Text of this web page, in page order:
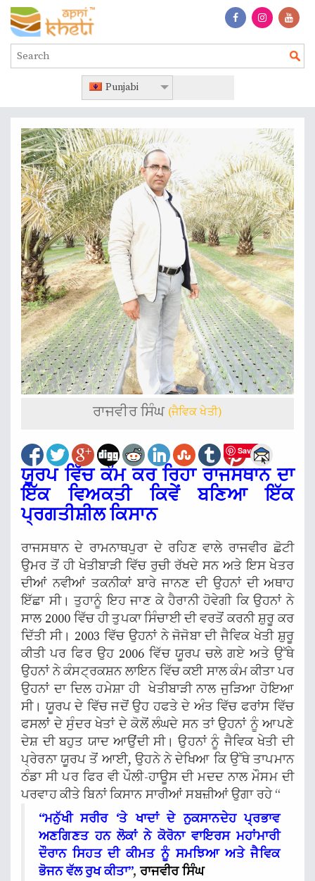
Punjabi
ਰਾਜਵੀਰ ਸਿੰਘ (ਜੈਵਿਕ ਖੇਤੀ)
Save
ਯੂਰਪ ਵਿੱਚ ਕੰਮ ਕਰ ਰਿਹਾ ਰਾਜਸਥਾਨ ਦਾ
ਇੱਕ ਵਿਅਕਤੀ ਕਿਵੇਂ ਬਣਿਆ ਇੱਕ
ਪ੍ਰਗਤੀਸ਼ੀਲ ਕਿਸਾਨ
ਰਾਜਸਥਾਨ ਦੇ ਰਾਮਨਾਥਪੁਰਾ ਦੇ ਰਹਿਣ ਵਾਲੇ ਰਾਜਵੀਰ ਛੋਟੀ
ਉਮਰ ਤੋਂ ਹੀ ਖੇਤੀਬਾੜੀ ਵਿੱਚ ਰੁਚੀ ਰੱਖਦੇ ਸਨ ਅਤੇ ਇਸ ਖੇਤਰ
ਦੀਆਂ ਨਵੀਆਂ ਤਕਨੀਕਾਂ ਬਾਰੇ ਜਾਨਣ ਦੀ ਉਹਨਾਂ ਦੀ ਅਥਾਹ
ਇੱਛਾ ਸੀ। ਤੁਹਾਨੂੰ ਇਹ ਜਾਣ ਕੇ ਹੈਰਾਨੀ ਹੋਵੇਗੀ ਕਿ ਉਹਨਾਂ ਨੇ
ਸਾਲ 2000 ਵਿੱਚ ਹੀ ਤੁਪਕਾ ਸਿੰਚਾਈ ਦੀ ਵਰਤੋਂ ਕਰਨੀ ਸ਼ੁਰੂ ਕਰ
ਦਿੱਤੀ ਸੀ। 2003 ਵਿੱਚ ਉਹਨਾਂ ਨੇ ਜੋਜੋਬਾ ਦੀ ਜੈਵਿਕ ਖੇਤੀ ਸ਼ੁਰੂ
ਕੀਤੀ ਪਰ ਫਿਰ ਉਹ 2006 ਵਿੱਚ ਯੂਰਪ ਚਲੇ ਗਏ ਅਤੇ ਉੱਥੇ
ਉਹਨਾਂ ਨੇ ਕੰਸਟ੍ਰਕਸ਼ਨ ਲਾਇਨ ਵਿੱਚ ਕਈ ਸਾਲ ਕੰਮ ਕੀਤਾ ਪਰ
ਉਹਨਾਂ ਦਾ ਦਿਲ ਹਮੇਸ਼ਾ ਹੀ ਖੇਤੀਬਾੜੀ ਨਾਲ ਜੁੜਿਆ ਹੋਇਆ
ਸੀ। ਯੂਰਪ ਦੇ ਵਿੱਚ ਜਦੋਂ ਉਹ ਹਫਤੇ ਦੇ ਅੰਤ ਵਿੱਚ ਫਰਾਂਸ ਵਿੱਚ
ਫਸਲਾਂ ਦੇ ਸੁੰਦਰ ਖੇਤਾਂ ਦੇ ਕੋਲੋਂ ਲੰਘਦੇ ਸਨ ਤਾਂ ਉਹਨਾਂ ਨੂੰ ਆਪਣੇ
ਦੇਸ਼ ਦੀ ਬਹੁਤ ਯਾਦ ਆਉਂਦੀ ਸੀ। ਉਹਨਾਂ ਨੂੰ ਜੈਵਿਕ ਖੇਤੀ ਦੀ
ਪ੍ਰੇਰਨਾ ਯੂਰਪ ਤੋਂ ਆਈ, ਉਹਨੇ ਨੇ ਦੇਖਿਆ ਕਿ ਉੱਥੇ ਤਾਪਮਾਨ
ਠੰਡਾ ਸੀ ਪਰ ਫਿਰ ਵੀ ਪੌਲੀ-ਹਾਊਸ ਦੀ ਮਦਦ ਨਾਲ ਮੌਸਮ ਦੀ
ਪਰਵਾਹ ਕੀਤੇ ਬਿਨਾਂ ਕਿਸਾਨ ਸਾਰੀਆਂ ਸਬਜ਼ੀਆਂ ਉਗਾ ਰਹੇ “
“ਮਨੁੱਖੀ ਸਰੀਰ ‘ਤੇ ਖਾਦਾਂ ਦੇ ਨੁਕਸਾਨਦੇਹ ਪ੍ਰਭਾਵ
ਅਣਗਿਣਤ ਹਨ ਲੋਕਾਂ ਨੇ ਕੋਰੋਨਾ ਵਾਇਰਸ ਮਹਾਂਮਾਰੀ
ਦੌਰਾਨ ਸਿਹਤ ਦੀ ਕੀਮਤ ਨੂੰ ਸਮਝਿਆ ਅਤੇ ਜੈਵਿਕ
ਭੋਜਨ ਵੱਲ ਰੁਖ ਕੀਤਾ”,ਰਾਜਵੀਰ ਸਿੰਘ